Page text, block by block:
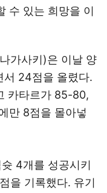
수 있는 희망을 이
가사키)은 이날 양
서 24점을 올렸다.
카타르가 85-80,
만 8점을 몰아넣
4개를 성공시키
을 기록했다. 유기